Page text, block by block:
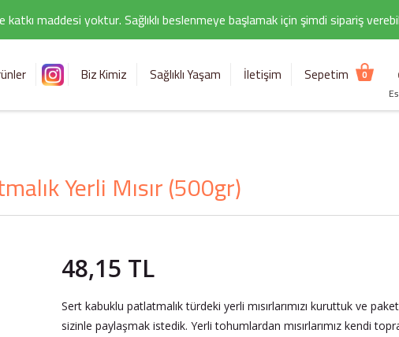
katkı maddesi yoktur. Sağlıklı beslenmeye başlamak için şimdi sipariş
Biz Kimiz Sağlıklı Yaşam İletişim Sepetim 0
Yerli Mısır (500gr)
48,15 TL
Sert kabuklu patlatmalık türdeki yerli mısırlarımızı kuruttuk ve
sizinle paylaşmak istedik. Yerli tohumlardan mısırlarımız kendi